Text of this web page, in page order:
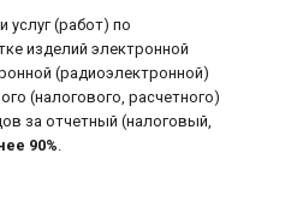
услуг (работ) по
изделий электронной
(радиоэлектронной)
(налогового, расчетного)
за отчетный (налоговый,
90%.